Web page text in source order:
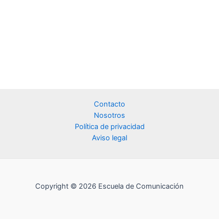
Contacto
Nosotros
Política de privacidad
Aviso legal
Copyright © 2026 Escuela de Comunicación